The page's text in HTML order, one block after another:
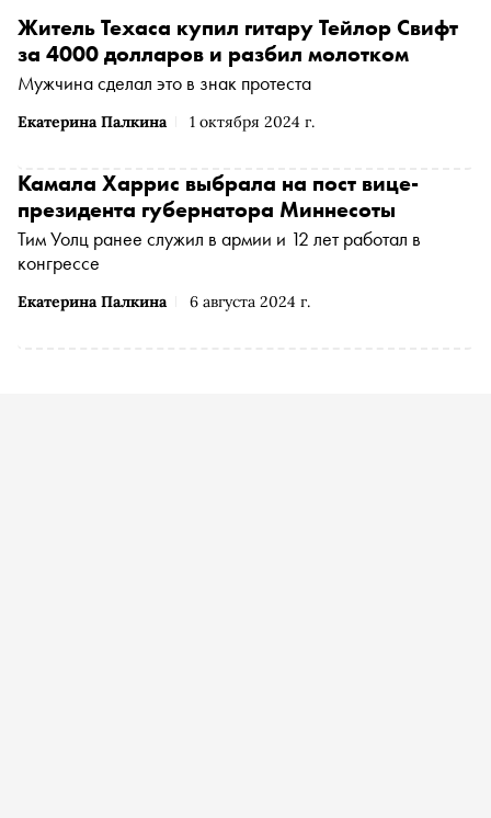
Екатерина Палкина 1 октября 2024 г.
Житель Техаса купил гитару Тейлор Свифт
за 4000 долларов и разбил молотком
Мужчина сделал это в знак протеста
Екатерина Палкина 6 августа 2024 г.
Камала Харрис выбрала на пост вице-
президента губернатора Миннесоты
Тим Уолц ранее служил в армии и 12 лет работал в
конгрессе